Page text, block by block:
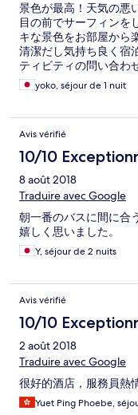
景色が最高！天気の悪
目の前でサーフィンを
キな景色をお部屋から
清潔だし気持ち良く宿
ティビティの問い合わ
水の外プールが良かっ
けリゾート感いっぱい
yoko, séjour de 1 nuit
Avis vérifié
10/10
8 août 2018
Traduire avec Google
朝一番のバスに間に合
嬉しく思いました。
Y, séjour de 2 nuits
Avis vérifié
10/10
2 août 2018
Traduire avec Google
很好的酒店，服務員熱
Yuet Ping Phoebe,